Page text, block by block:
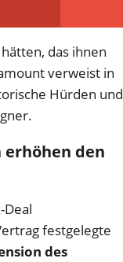
das ihnen
verweist in
Hürden und
den
festgelegte
des